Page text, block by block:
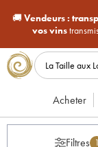
🚚Vendeurs :
vos vins
Acheter
Filtres 1